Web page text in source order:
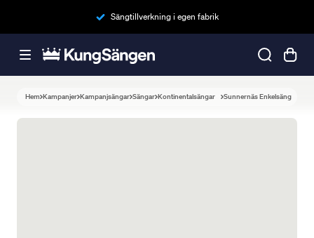
Sängtillverkning i egen fabrik
Hem Kampanjer Kampanjsängar Sängar Kontinentalsängar Sunnernäs Enkelsäng